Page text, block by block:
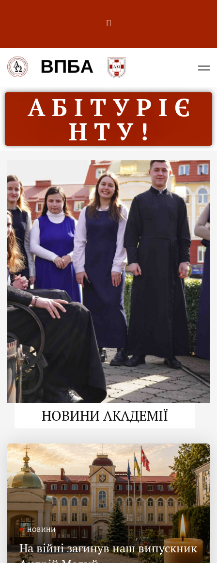
А Б І Т У Р І Є
Н Т У !
ДУХОВНО СИЛЬНІ!
ВПБА — спільнота, де
формується
покликання
Читати більше
НОВИНИ АКАДЕМІЇ
НОВИНИ
На війні загинув наш випускник